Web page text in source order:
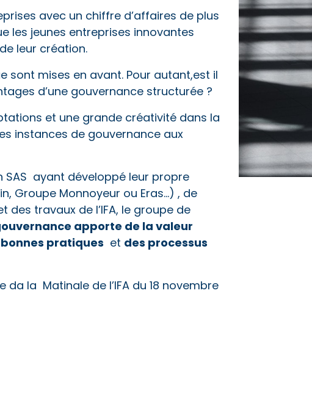
avec un chiffre d’affaires de plus
les jeunes entreprises innovantes
leur création.
sont mises en avant. Pour autant,est il
d’une gouvernance structurée ?
et une grande créativité dans la
instances de gouvernance aux
SAS ayant développé leur propre
Groupe Monnoyeur ou Eras…) , de
des travaux de l’IFA, le groupe de
apporte de la valeur
pratiques et des processus
la Matinale de l’IFA du 18 novembre